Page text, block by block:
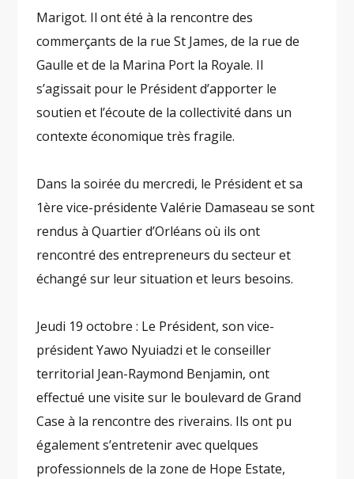
Marigot. Il ont été à la rencontre des
commerçants de la rue St James, de la rue de
Gaulle et de la Marina Port la Royale. Il
s’agissait pour le Président d’apporter le
soutien et l’écoute de la collectivité dans un
contexte économique très fragile.
Dans la soirée du mercredi, le Président et sa
1ère vice-présidente Valérie Damaseau se sont
rendus à Quartier d’Orléans où ils ont
rencontré des entrepreneurs du secteur et
échangé sur leur situation et leurs besoins.
Jeudi 19 octobre : Le Président, son vice-
président Yawo Nyuiadzi et le conseiller
territorial Jean-Raymond Benjamin, ont
effectué une visite sur le boulevard de Grand
Case à la rencontre des riverains. Ils ont pu
également s’entretenir avec quelques
professionnels de la zone de Hope Estate,